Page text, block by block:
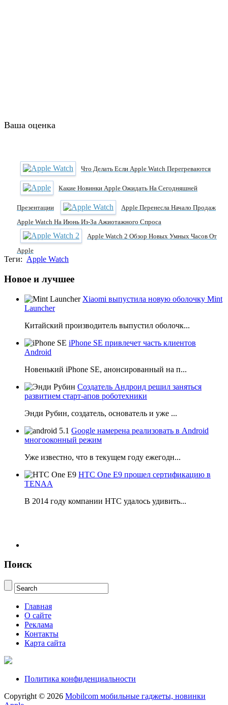
Ваша оценка
Что Делать Если Apple Watch Перегреваются
Какие Новинки Apple Ожидать На Сегодняшней
Презентации
Apple Перенесла Начало Продаж
Apple Watch На Июнь Из-За Ажиотажного Спроса
Apple Watch 2 Обзор Новых Умных Часов От
Apple
Теги: Apple Watch
Новое и лучшее
Xiaomi выпустила новую оболочку Mint
Launcher
Китайский производитель выпустил оболочк...
iPhone SE привлечет часть клиентов
Android
Новенький iPhone SE, анонсированный на п...
Создатель Андроид решил заняться
развитием старт-апов роботехники
Энди Рубин, создатель, основатель и уже ...
Google намерена реализовать в Android
многооконный режим
Уже известно, что в текущем году ежегодн...
HTC One E9 прошел сертификацию в
TENAA
В 2014 году компании НТС удалось удивить...
Поиск
Главная
О сайте
Реклама
Контакты
Карта сайта
Политика конфиденциальности
Copyright © 2026 Mobilcom мобильные гаджеты, новинки